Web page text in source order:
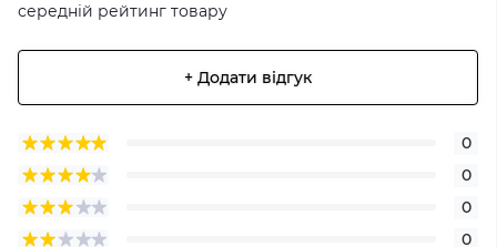
середній рейтинг товару
+ Додати відгук
0
0
0
0